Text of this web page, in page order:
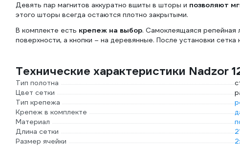
Девять пар магнитов аккуратно вшиты в шторы и позволяют
этого шторы всегда остаются плотно закрытыми.
В комплекте есть крепеж на выбор. Самоклеящаяся репейная
поверхности, а кнопки – на деревянные. После установки
Технические характеристики Nadzor
Тип полотна
Цвет сетки
Тип крепежа
Крепеж в комплекте
Материал
Длина сетки
Размер ячейки